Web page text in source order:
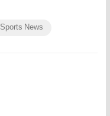
Sports News